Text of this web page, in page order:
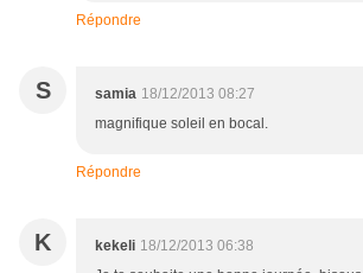
Répondre
S samia 18/12/2013 08:27
magnifique soleil en bocal.
Répondre
K kekeli 18/12/2013 06:38